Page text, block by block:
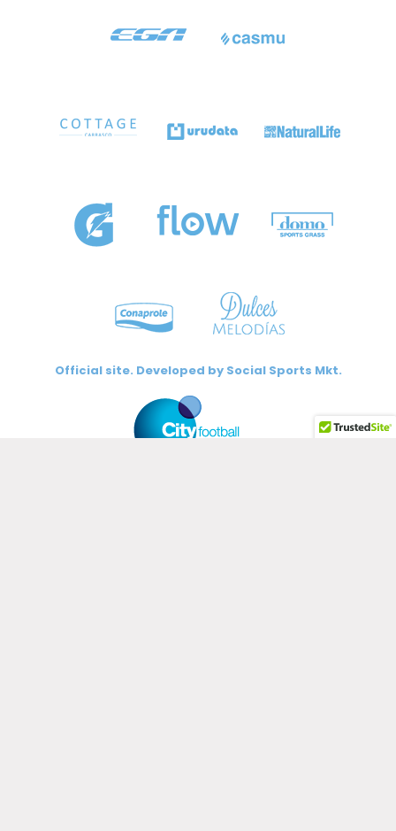
Official site. Developed by Social Sports Mkt.